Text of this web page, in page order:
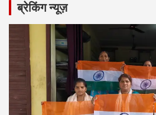
ब्रेकिंग न्यूज़